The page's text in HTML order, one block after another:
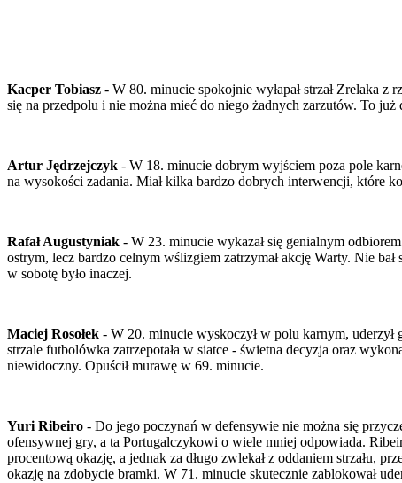
Kacper Tobiasz - W 80. minucie spokojnie wyłapał strzał Zrelaka
się na przedpolu i nie można mieć do niego żadnych zarzutów. To
Artur Jędrzejczyk - W 18. minucie dobrym wyjściem poza pole
na wysokości zadania. Miał kilka bardzo dobrych interwencji, które
Rafał Augustyniak - W 23. minucie wykazał się genialnym
ostrym, lecz bardzo celnym wślizgiem zatrzymał akcję Warty. Nie
w sobotę było inaczej.
Maciej Rosołek - W 20. minucie wyskoczył w polu karnym, uderzył
strzale futbolówka zatrzepotała w siatce - świetna decyzja oraz
niewidoczny. Opuścił murawę w 69. minucie.
Yuri Ribeiro - Do jego poczynań w defensywie nie można się
ofensywnej gry, a ta Portugalczykowi o wiele mniej odpowiada.
procentową okazję, a jednak za długo zwlekał z oddaniem strzału,
okazję na zdobycie bramki. W 71. minucie skutecznie zablokował